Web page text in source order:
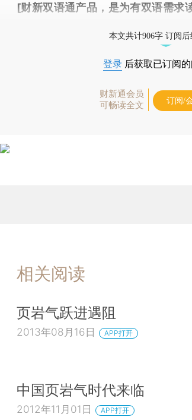
[财新双语通产品，是为有双语需求
本文共计906字 订阅
登录 后获取已订阅
财新通会员
可畅读全文
订阅/
相关阅读
页岩气跃进遇阻
2013年08月16日 APP打开
中国页岩气时代来临
2012年11月01日 APP打开